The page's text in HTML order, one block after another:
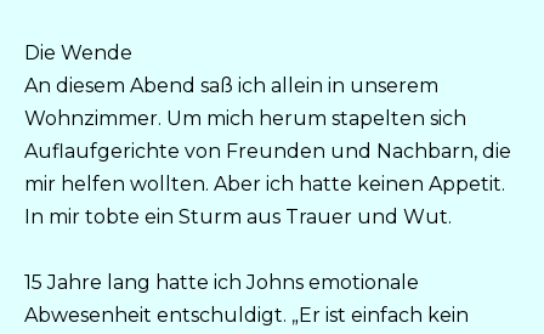
Die Wende
An diesem Abend saß ich allein in unserem
Wohnzimmer. Um mich herum stapelten sich
Auflaufgerichte von Freunden und Nachbarn, die
mir helfen wollten. Aber ich hatte keinen Appetit.
In mir tobte ein Sturm aus Trauer und Wut.
15 Jahre lang hatte ich Johns emotionale
Abwesenheit entschuldigt. „Er ist einfach kein